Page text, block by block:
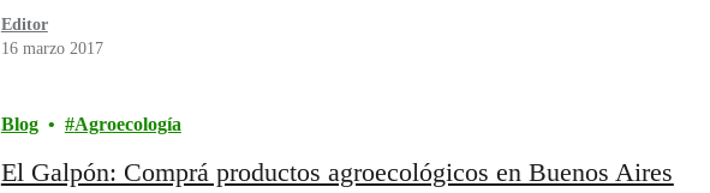
Editor
16 marzo 2017
Blog Agroecología
El Galpón: Comprá productos agroecológicos en Buenos Aires